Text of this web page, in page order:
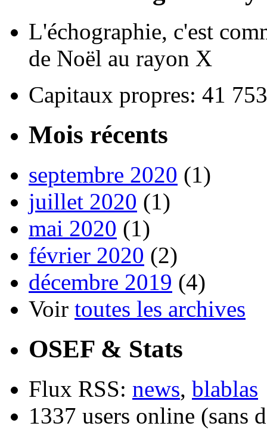
L'échographie, c'est
de Noël au rayon X
Capitaux propres: 41
Mois récents
septembre 2020 (1)
juillet 2020 (1)
mai 2020 (1)
février 2020 (2)
décembre 2019 (4)
Voir toutes les archives
OSEF & Stats
Flux RSS: news, blablas
1337 users online (sans